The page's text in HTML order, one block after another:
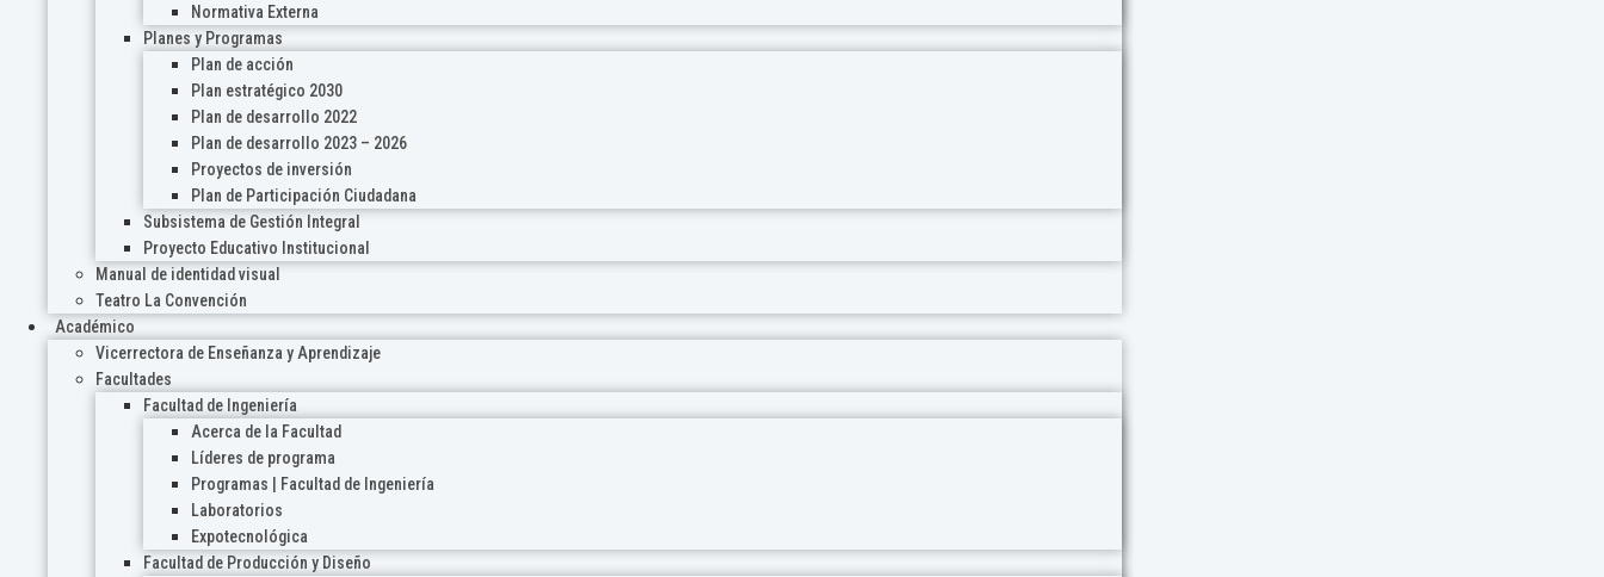
Normativa Externa
Planes y Programas
Plan de acción
Plan estratégico 2030
Plan de desarrollo 2022
Plan de desarrollo 2023 – 2026
Proyectos de inversión
Plan de Participación Ciudadana
Subsistema de Gestión Integral
Proyecto Educativo Institucional
Manual de identidad visual
Teatro La Convención
Académico
Vicerrectora de Enseñanza y Aprendizaje
Facultades
Facultad de Ingeniería
Acerca de la Facultad
Líderes de programa
Programas | Facultad de Ingeniería
Laboratorios
Expotecnológica
Facultad de Producción y Diseño